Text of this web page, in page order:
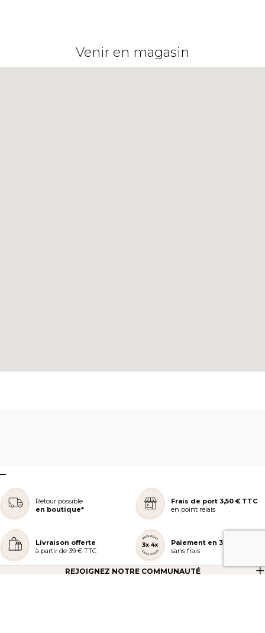
Venir en magasin
–
Retour possible
en boutique*
Frais de port 3,50 € TTC
en point relais
Livraison offerte
à partir de 39 € TTC
Paiement en 3 ou 4x
sans frais
REJOIGNEZ NOTRE COMMUNAUTÉ